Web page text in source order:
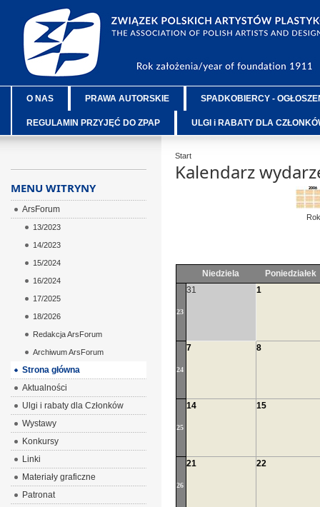
O NAS PRAWA AUTORSKIE SPADKOBIERCY -
REGULAMIN PRZYJĘĆ DO ZPAP ULGI i RABATY DLA
Start
Kalendarz
Rok
Niedziela Poniedziałek
23
31 1
24
7 8
25
14 15
26
21 22
MENU WITRYNY
ArsForum
13/2023
14/2023
15/2024
16/2024
17/2025
18/2026
Redakcja ArsForum
Archiwum ArsForum
Strona główna
Aktualności
Ulgi i rabaty dla Członków
Wystawy
Konkursy
Linki
Materiały graficzne
Patronat